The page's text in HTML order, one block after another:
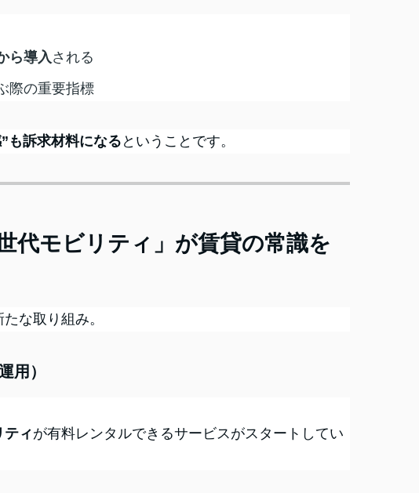
ら導入される
際の重要指標
も訴求材料になる ということです。
代モビリティ」が賃貸の常識を
な取り組み。
用）
ティが有料レンタルできるサービスがスタートしてい